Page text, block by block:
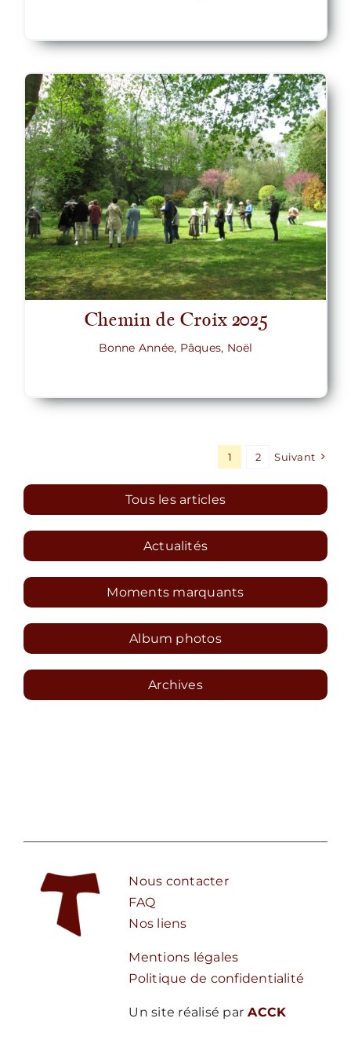
Chemin de Croix 2025
Bonne Année, Pâques, Noël
1 2 Suivant
Tous les articles
Actualités
Moments marquants
Album photos
Archives
Nous contacter
FAQ
Nos liens
Mentions légales
Politique de confidentialité
Un site réalisé par ACCK